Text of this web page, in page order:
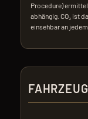
Procedure)
abhängig. CO₂ ist
einsehbar an